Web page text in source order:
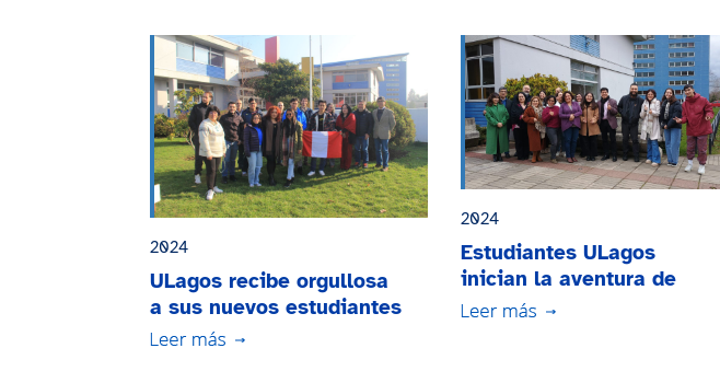
2024
ULagos recibe orgullosa
a sus nuevos estudiantes
nacionales e
2024
Estudiantes ULagos
inician la aventura de
movilidad estudiantil